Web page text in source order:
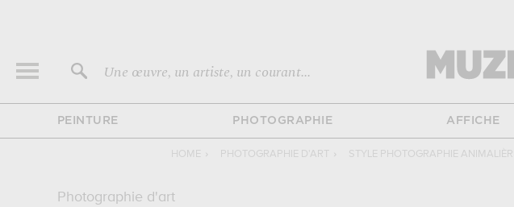
Une œuvre, un artiste, un courant...
PEINTURE PHOTOGRAPHIE AFFICHE
HOME › PHOTOGRAPHIE D'ART › STYLE PHOTOGRAPHIE
Photographie d'art